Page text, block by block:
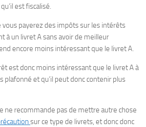
est fiscalisé.
vous payerez des impôts sur les intérêts
à un livret A sans avoir de meilleur
encore moins intéressant que le livret A.
est donc moins intéressant que le livret A à
plafonné et qu’il peut donc contenir plus
ne recommande pas de mettre autre chose
sur ce type de livrets, et donc donc